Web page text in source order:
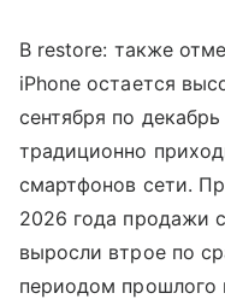
В restore: также
iPhone остается
сентября по
традиционно
смартфонов сети.
2026 года продажи
выросли втрое по
периодом прошлого